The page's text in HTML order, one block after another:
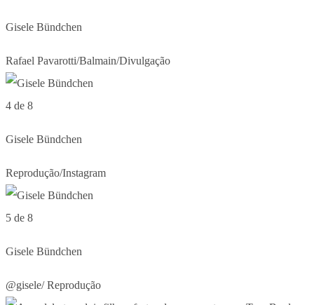
Gisele Bündchen
Rafael Pavarotti/Balmain/Divulgação
4 de 8
Gisele Bündchen
Reprodução/Instagram
5 de 8
Gisele Bündchen
@gisele/ Reprodução